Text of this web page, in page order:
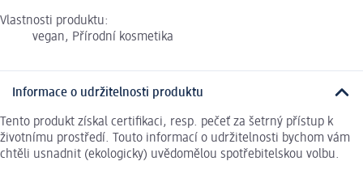
Vlastnosti produktu:
vegan, Přírodní kosmetika
Informace o udržitelnosti produktu
Tento produkt získal certifikaci, resp. pečeť za šetrný přístup k
životnímu prostředí. Touto informací o udržitelnosti bychom vám
chtěli usnadnit (ekologicky) uvědomělou spotřebitelskou volbu.